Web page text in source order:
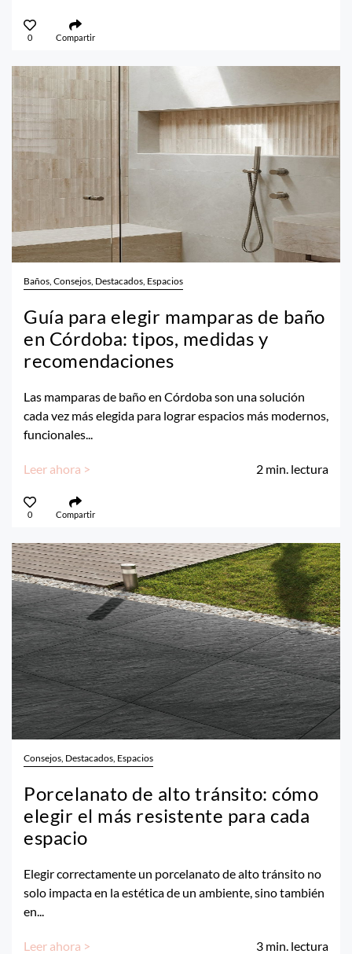
0 Compartir
Baños, Consejos, Destacados, Espacios
Guía para elegir mamparas de baño
en Córdoba: tipos, medidas y
recomendaciones
Las mamparas de baño en Córdoba son una solución
cada vez más elegida para lograr espacios más modernos,
funcionales...
Leer ahora > 2 min. lectura
0 Compartir
Consejos, Destacados, Espacios
Porcelanato de alto tránsito: cómo
elegir el más resistente para cada
espacio
Elegir correctamente un porcelanato de alto tránsito no
solo impacta en la estética de un ambiente, sino también
en...
Leer ahora > 3 min. lectura